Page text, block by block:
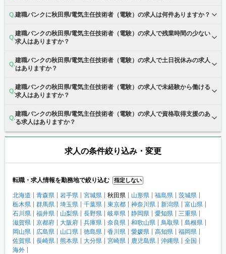
建職バンクに秋田県/電気主任技術者（電験）の求人は何件ありますか？
建職バンクの秋田県/電気主任技術者（電験）の求人で残業時間の少ない
求人はありますか？
建職バンクの秋田県/電気主任技術者（電験）の求人で土日祝休みの求人
はありますか？
建職バンクの秋田県/電気主任技術者（電験）の求人で未経験から働ける
求人はありますか？
建職バンクの秋田県/電気主任技術者（電験）の求人で資格取得支援のあ
る求人はありますか？
求人の条件絞り込み・変更
転職・求人情報を勤務地で絞り込む 指定しない
北海道 青森県 岩手県 宮城県 秋田県 山形県 福島県
茨城県
栃木県
群馬県 埼玉県 千葉県 東京都 神奈川県 新潟県
富山県
石川県
福井県 山梨県 長野県 岐阜県 静岡県 愛知県
三重県
滋賀県
京都府 大阪府 兵庫県 奈良県 和歌山県 鳥取県
島根県
岡山県
広島県 山口県 徳島県 香川県 愛媛県 高知県
福岡県
佐賀県
長崎県 熊本県 大分県 宮崎県 鹿児島県 沖縄県
全国
海外